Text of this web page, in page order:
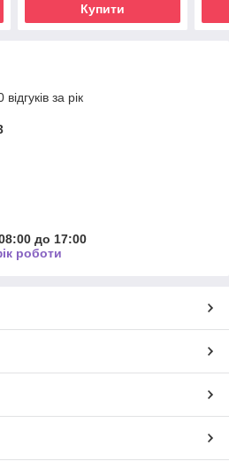
Купити
за рік
до 17:00
роботи